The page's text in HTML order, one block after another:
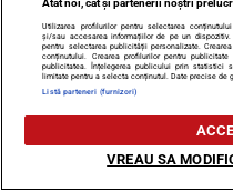
Povestea blocului
cimitir
Atât noi, cât și partenerii noștri
Utilizarea profilurilor pentru selectarea
și/sau accesarea informațiilor de pe un dispozitiv.
pentru selectarea publicității personalizate.
conținutului. Crearea profilurilor pentru
publicitatea. Înțelegerea publicului prin statistici
limitate pentru a selecta conținutul. Date precise
Listă parteneri (furnizori)
VREAU SA